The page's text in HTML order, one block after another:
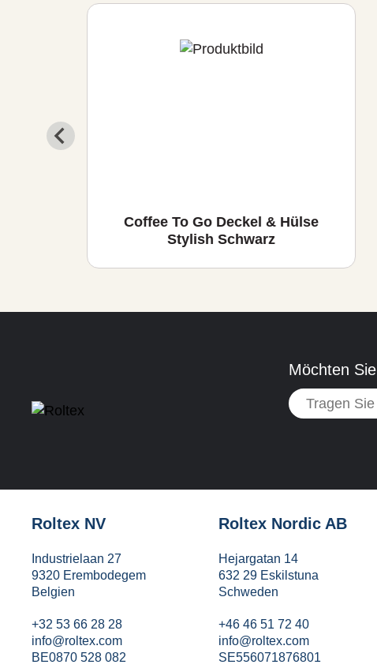
Coffee To Go Deckel & Hülse
Stylish Schwarz
Möchten
Roltex NV
Industrielaan 27
9320 Erembodegem
Belgien
+32 53 66 28 28
info@roltex.com
BE0870 528 082
Roltex Nordic AB
Hejargatan 14
632 29 Eskilstuna
Schweden
+46 46 51 72 40
info@roltex.com
SE556071876801